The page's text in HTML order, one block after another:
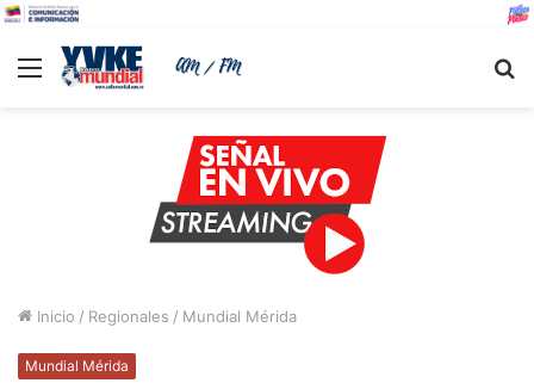
Menu
Inicio / Regionales / Mundial Mérida
Mundial Mérida